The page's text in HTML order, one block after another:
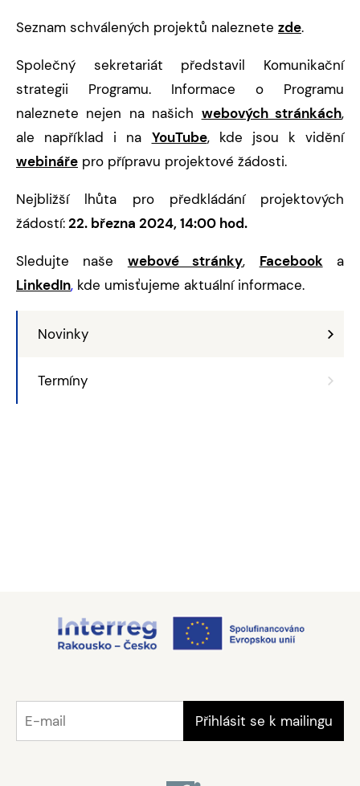
Novinky
Termíny
Seznam schválených projektů naleznete zde.
Společný sekretariát představil Komunikační
strategii Programu. Informace o Programu
naleznete nejen na našich webových stránkách,
ale například i na YouTube, kde jsou k vidění
webináře pro přípravu projektové žádosti.
Nejbližší lhůta pro předkládání projektových
žádostí:22. března 2024, 14:00 hod.
Sledujte naše webové stránky, Facebooka
LinkedIn, kde umisťujeme aktuální informace.